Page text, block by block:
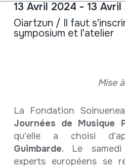
13 Avril 2024 - 13
Oiartzun / Il faut
symposium et l'atelier
Mise
La Fondation
Journées de Musique
qu'elle a choisi
Guimbarde. Le samedi
experts européens se